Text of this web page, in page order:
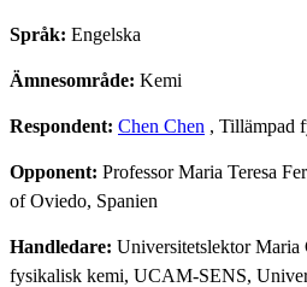
Språk: Engelska
Ämnesområde: Kemi
Respondent: Chen Chen , Tillämpad
Opponent: Professor Maria Teresa
of Oviedo, Spanien
Handledare: Universitetslektor Maria
fysikalisk kemi, UCAM-SENS,